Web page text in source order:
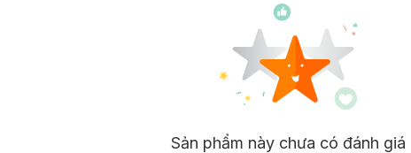
Sản phẩm này chưa có đánh giá